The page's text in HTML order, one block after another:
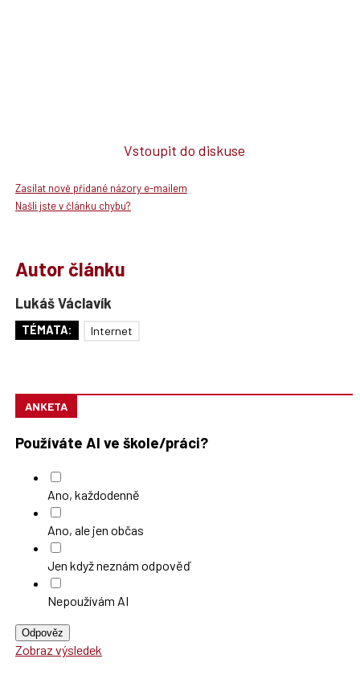
Vstoupit do diskuse
Zasílat nově přidané názory e-mailem
Našli jste v článku chybu?
Autor článku
Lukáš Václavík
TÉMATA: Internet
ANKETA
Používáte AI ve škole/práci?
Ano, každodenně
Ano, ale jen občas
Jen když neznám odpověď
Nepoužívám AI
Odpověz
Zobraz výsledek